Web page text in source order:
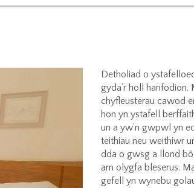
Detholiad o
gyda’r holl hanfodion.
chyfleusterau cawod
hon yn ystafell
un a yw’n gwpwl yn
teithiau neu weithiwr
dda o gwsg a llond
am olygfa bleserus.
gefell yn wynebu